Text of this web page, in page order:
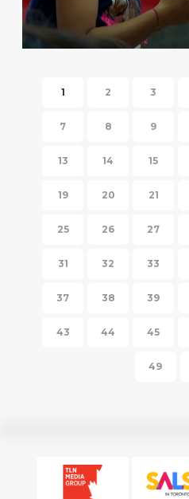
1 2 3
7 8 9
13 14 15
19 20 21
25 26 27
31 32 33
37 38 39
43 44 45
49